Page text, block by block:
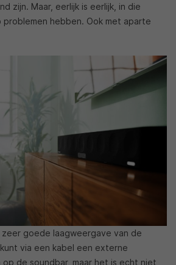
zijn. Maar, eerlijk is eerlijk, in die
problemen hebben. Ook met aparte
zeer goede laagweergave van de
via een kabel een externe
de soundbar, maar het is echt niet